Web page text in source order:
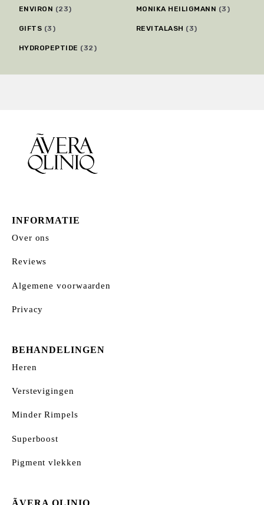
ENVIRON (23)
GIFTS (3)
HYDROPEPTIDE (32)
MONIKA HEILIGMANN (3)
REVITALASH (3)
INFORMATIE
Over ons
Reviews
Algemene voorwaarden
Privacy
BEHANDELINGEN
Heren
Verstevigingen
Minder Rimpels
Superboost
Pigment vlekken
ÃVERA QLINIQ